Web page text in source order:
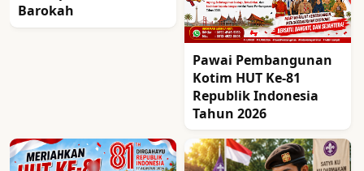
Barokah
Pawai Pembangunan
Kotim HUT Ke-81
Republik Indonesia
Tahun 2026